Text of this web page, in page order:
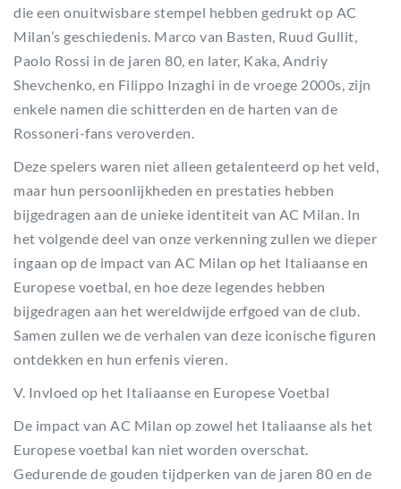
die een onuitwisbare stempel hebben gedrukt op AC
Milan’s geschiedenis. Marco van Basten, Ruud Gullit,
Paolo Rossi in de jaren 80, en later, Kaka, Andriy
Shevchenko, en Filippo Inzaghi in de vroege 2000s, zijn
enkele namen die schitterden en de harten van de
Rossoneri-fans veroverden.
Deze spelers waren niet alleen getalenteerd op het veld,
maar hun persoonlijkheden en prestaties hebben
bijgedragen aan de unieke identiteit van AC Milan. In
het volgende deel van onze verkenning zullen we dieper
ingaan op de impact van AC Milan op het Italiaanse en
Europese voetbal, en hoe deze legendes hebben
bijgedragen aan het wereldwijde erfgoed van de club.
Samen zullen we de verhalen van deze iconische figuren
ontdekken en hun erfenis vieren.
V. Invloed op het Italiaanse en Europese Voetbal
De impact van AC Milan op zowel het Italiaanse als het
Europese voetbal kan niet worden overschat.
Gedurende de gouden tijdperken van de jaren 80 en de